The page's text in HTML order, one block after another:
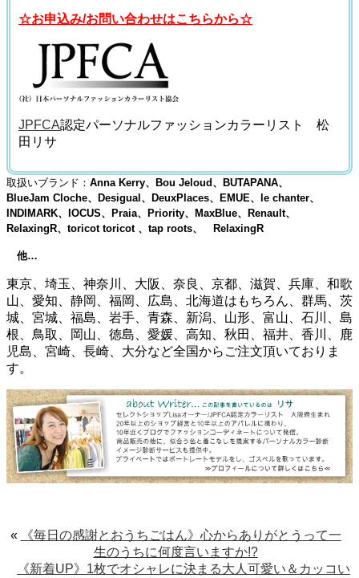
☆お申込み/お問い合わせはこちらから☆
JPFCA認定パーソナルファッションカラーリスト 松
田リサ
取扱いブランド： Anna Kerry、Bou Jeloud、BUTAPANA、
BlueJam Cloche、Desigual、DeuxPlaces、EMUE、le chanter、
INDIMARK、IOCUS、Praia、Priority、MaxBlue、Renault、
RelaxingR、toricot toricot 、tap roots、 RelaxingR
他…
東京、埼玉、神奈川、大阪、奈良、京都、滋賀、兵庫、和歌
山、愛知、静岡、福岡、広島、北海道はもちろん、群馬、茨
城、宮城、福島、岩手、青森、新潟、山形、富山、石川、島
根、鳥取、岡山、徳島、愛媛、高知、秋田、福井、香川、鹿
児島、宮崎、長崎、大分など全国からご注文頂いておりま
す。
«
《毎日の感謝とおうちごはん》心からありがとうって一
生のうちに何度言いますか!?
《新着UP》1枚でオシャレに決まる大人可愛い＆カッコい